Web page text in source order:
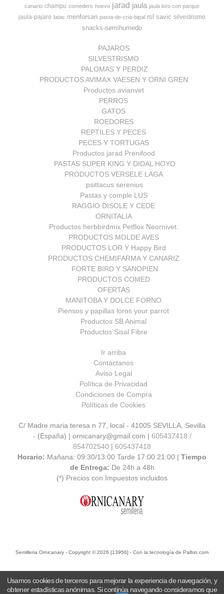
canario champu comedero huevo jarad jaula jaula loro con parque
jaula-pajaro latac menforsan pasta-de-cria-bipal rsl savic silvestrismo
snacks-semihumedo
PAJAROS
SILVESTRISMO
PALOMAS Y PERDIZ
PRODUCTOS AVIMAX VAESEN Y ORNI GREN
Productos avianvet
PERROS
GATOS
ROEDORES
REPTILES Y PECES
PECES Y TORTUGAS
Productos jarad Prenifood
PASTAS SUPER KING Y DIDAL HOYO
PRODUCTOS VERSELE LAGA
psittacus serenius
Pastas y comple LUS
RAGGIO DISOLE Y CEDE
ORNITALIA
Productos herbbirdmix Petflox Neornivet.
PRODUCTOS MOLDE AVES
PRODUCTOS LOR Y Happy Bird
PRODUCTOS CHEMIFARMA Y CANARIZ
FORTE BIRD Y SANOPIEN
PRODUCTOS COMED
OFERTAS
MANITOBA Y DOLCE FORNO
Piensos y papillas loros your parrot
Productos SB Animal
Productos Sisal Fibre
Ir arriba
Contáctanos
Aviso Legal
Política de Privacidad
Condiciones de Compra
Políticas de Cookies
C/ Madre maria teresa n 77, local - 41005 SEVILLA, Sevilla
- (España) | ornicanary@gmail.com | 605437418 /
854702540 | 605437418
Horario: Mañana: 09:30/13:00 Tarde 17:00 21:00 | Tiempo
de Entrega: De 24h a 48h
(*) Precios con Impuestos incluidos
Semilleria Ornicanary - Copyright © 2026 [13956] - Con la tecnología de Palbin.com
Usamos cookies de terceros para mejorar la experiencia de navegación, y
obtener estadísticas anónimas. Si continúa navegando consideramos que